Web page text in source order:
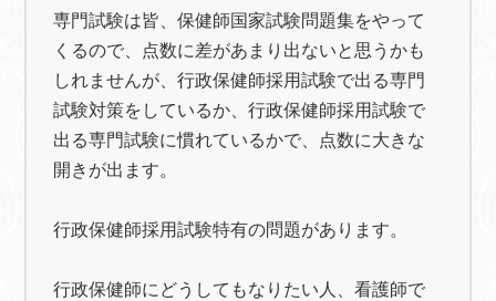
専門試験は皆、保健師国家試験問題集をやって
くるので、点数に差があまり出ないと思うかも
しれませんが、行政保健師採用試験で出る専門
試験対策をしているか、行政保健師採用試験で
出る専門試験に慣れているかで、点数に大きな
開きが出ます。
行政保健師採用試験特有の問題があります。
行政保健師にどうしてもなりたい人、看護師で